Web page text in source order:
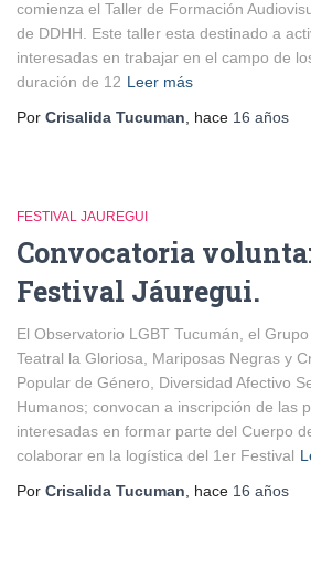
comienza el Taller de Formación
de DDHH. Este taller esta destinado a
interesadas en trabajar en el campo de
duración de 12 Leer más
Por Crisalida Tucuman , hace 16 años
FESTIVAL JAUREGUI
Convocatoria
Festival Jáuregui.
El Observatorio LGBT Tucumán, el
Teatral la Gloriosa, Mariposas Negras y
Popular de Género, Diversidad Afectivo
Humanos; convocan a inscripción de las
interesadas en formar parte del Cuerpo
colaborar en la logística del 1er Festival
Por Crisalida Tucuman , hace 16 años